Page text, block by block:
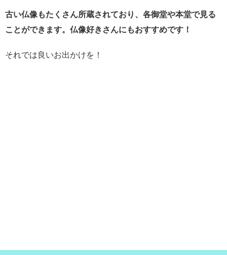
古い仏像もたくさん所蔵されており、各御堂や本堂で見る
ことができます。仏像好きさんにもおすすめです！
それでは良いお出かけを！